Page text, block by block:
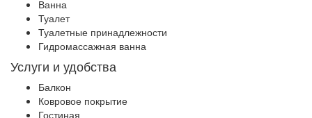
Ванна
Туалет
Туалетные принадлежности
Гидромассажная ванна
Услуги и удобства
Балкон
Ковровое покрытие
Гостиная